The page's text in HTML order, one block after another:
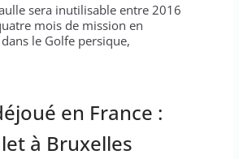
sera inutilisable entre 2016
mois de mission en
le Golfe persique,
en France :
à Bruxelles